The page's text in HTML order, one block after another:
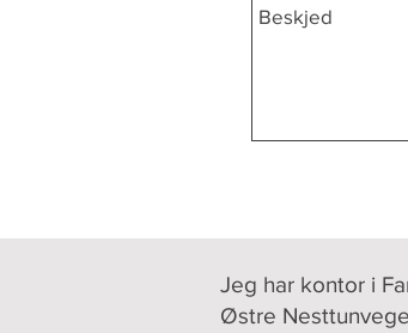
Jeg har kontor i
Østre